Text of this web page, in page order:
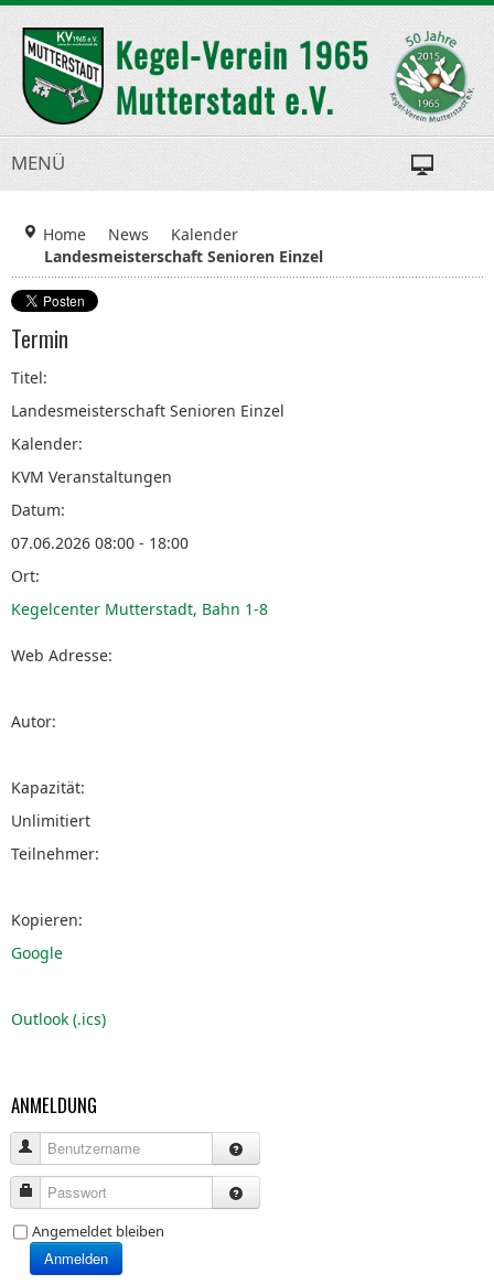
MENÜ
Home News
Kalender
Landesmeisterschaft Senioren Einzel
Termin
Titel:
Landesmeisterschaft Senioren Einzel
Kalender:
KVM Veranstaltungen
Datum:
07.06.2026 08:00 - 18:00
Ort:
Kegelcenter Mutterstadt, Bahn 1-8
Web Adresse:
Autor:
Kapazität:
Unlimitiert
Teilnehmer:
Kopieren:
Google
Outlook (.ics)
ANMELDUNG
Benutzername
Passwort
Angemeldet bleiben
Anmelden